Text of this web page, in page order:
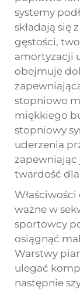
systemy
składają się
gęstości,
amortyzacji
obejmuje
stopniowo
miękkiego
stopniowy
uderzenia
zapewniając
twardość
ważne w
sportowcy
osiągnąć
Warstwy
ulegać
następnie